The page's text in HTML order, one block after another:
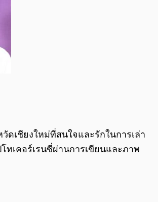
ดเชียงใหม่ที่สนใจและรักในการเล่า
โทเคอร์เรนซี่ผ่านการเขียนและภาพ